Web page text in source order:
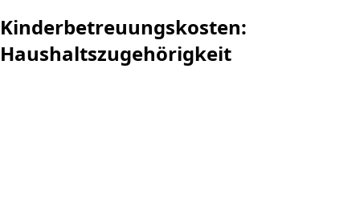
Kinderbetreuungskosten:
Haushaltszugehörigkeit